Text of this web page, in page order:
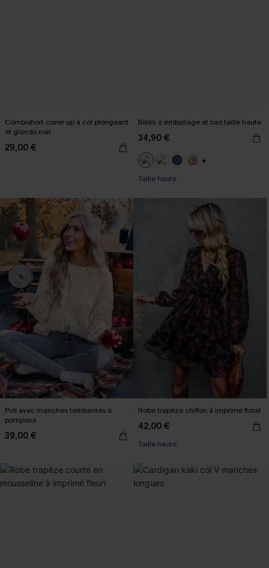
Combishort cover up à col plongeant
et glands noir
29,00 €
Bikini à emballage et bas taille haute
34,90 €
Taille haute
Pull avec manches tombantes à
pompons
39,00 €
Robe trapèze chiffon à imprimé floral
42,00 €
Taille haute